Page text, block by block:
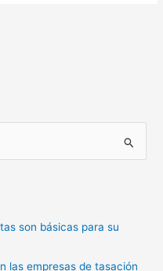
son básicas para su
las empresas de tasación